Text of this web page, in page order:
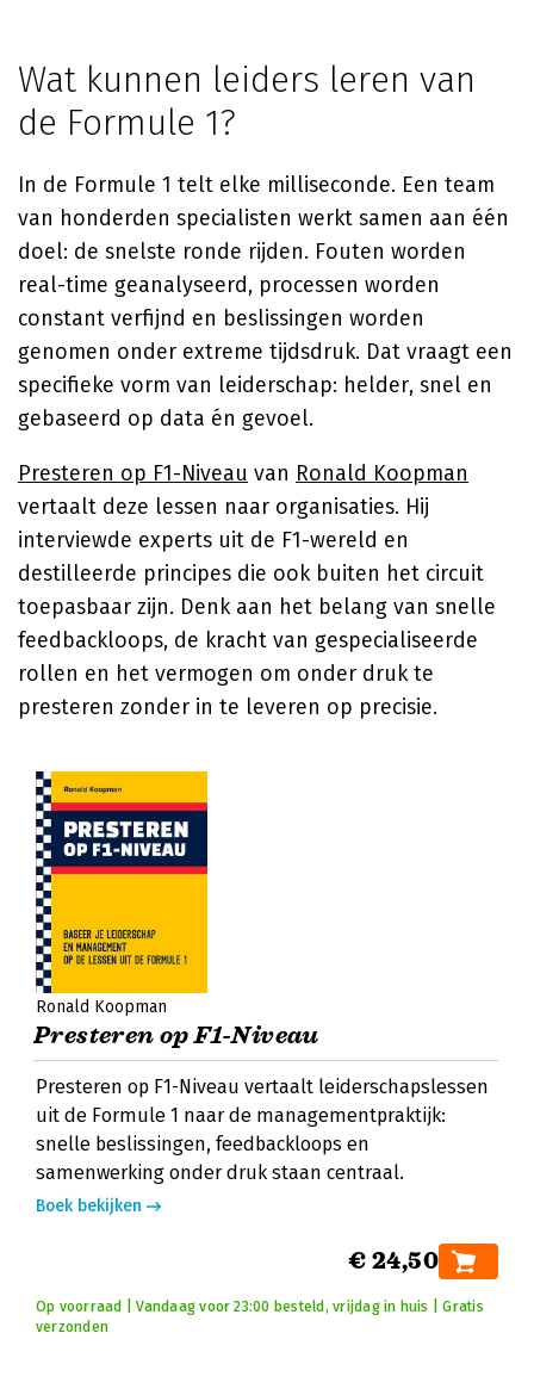
Wat kunnen leiders leren van
de Formule 1?
In de Formule 1 telt elke milliseconde. Een team
van honderden specialisten werkt samen aan één
doel: de snelste ronde rijden. Fouten worden
real-time geanalyseerd, processen worden
constant verfijnd en beslissingen worden
genomen onder extreme tijdsdruk. Dat vraagt een
specifieke vorm van leiderschap: helder, snel en
gebaseerd op data én gevoel.
Presteren op F1-Niveau van Ronald Koopman
vertaalt deze lessen naar organisaties. Hij
interviewde experts uit de F1-wereld en
destilleerde principes die ook buiten het circuit
toepasbaar zijn. Denk aan het belang van snelle
feedbackloops, de kracht van gespecialiseerde
rollen en het vermogen om onder druk te
presteren zonder in te leveren op precisie.
Ronald Koopman
Presteren op F1-Niveau
Presteren op F1-Niveau vertaalt leiderschapslessen
uit de Formule 1 naar de managementpraktijk:
snelle beslissingen, feedbackloops en
samenwerking onder druk staan centraal.
Boek bekijken
€ 24,50
Op voorraad | Vandaag voor 23:00 besteld, vrijdag in huis | Gratis
verzonden